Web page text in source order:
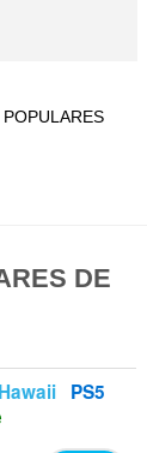
POPULARES
DE
PS5